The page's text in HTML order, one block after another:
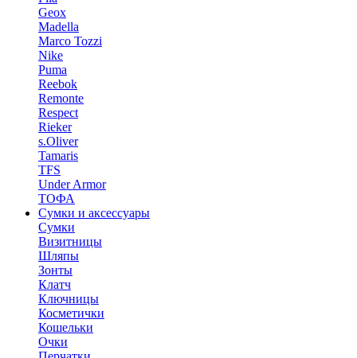
Geox
Madella
Marco Tozzi
Nike
Puma
Reebok
Remonte
Respect
Rieker
s.Oliver
Tamaris
TFS
Under Armor
ТОФА
Сумки и аксессуары
Сумки
Визитницы
Шляпы
Зонты
Клатч
Ключницы
Косметички
Кошельки
Очки